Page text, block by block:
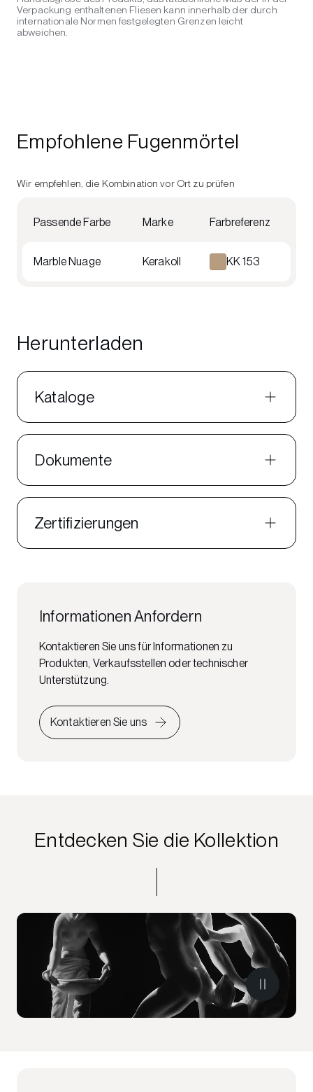
Verpackung enthaltenen Fliesen kann innerhalb der durch
internationale Normen festgelegten Grenzen leicht
abweichen.
Empfohlene Fugenmörtel
Wir empfehlen, die Kombination vor Ort zu prüfen
Passende Farbe Marke Farbreferenz
Marble Nuage Kerakoll KK 153
Herunterladen
Kataloge
Dokumente
Zertifizierungen
Informationen Anfordern
Kontaktieren Sie uns für Informationen zu
Produkten, Verkaufsstellen oder technischer
Unterstützung.
Kontaktieren Sie uns
Entdecken Sie die Kollektion